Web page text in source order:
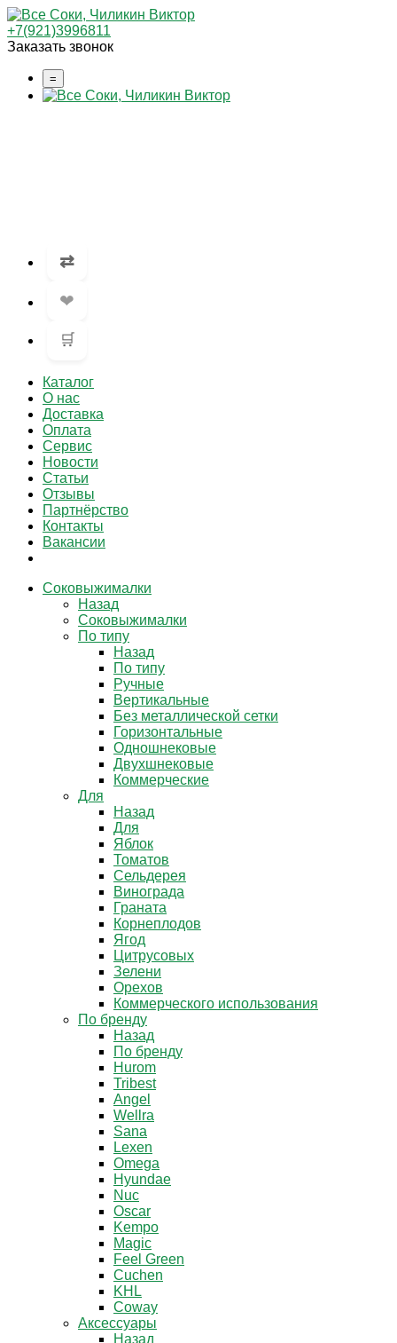
+7(921)3996811
Заказать звонок
=
⇄
❤
🛒
Каталог
О нас
Доставка
Оплата
Сервис
Новости
Статьи
Отзывы
Партнёрство
Контакты
Вакансии
Соковыжималки
Назад
Соковыжималки
По типу
Назад
По типу
Ручные
Вертикальные
Без металлической сетки
Горизонтальные
Одношнековые
Двухшнековые
Коммерческие
Для
Назад
Для
Яблок
Томатов
Cельдерея
Винограда
Граната
Корнеплодов
Ягод
Цитрусовых
Зелени
Орехов
Коммерческого использования
По бренду
Назад
По бренду
Hurom
Tribest
Angel
Wellra
Sana
Lexen
Omega
Hyundae
Nuc
Oscar
Kempo
Magic
Feel Green
Cuchen
KHL
Coway
Аксессуары
Назад